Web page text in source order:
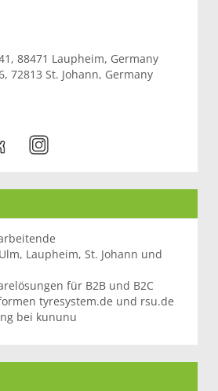
88471 Laupheim, Germany
72813 St. Johann, Germany
Laupheim, St. Johann und
für B2B und B2C
tyresystem.de und rsu.de
bei kununu